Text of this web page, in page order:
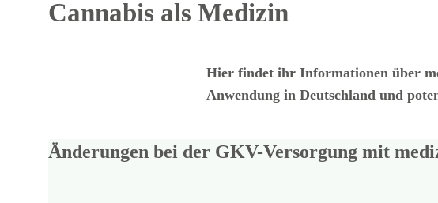
Cannabis als Medizin
Hier findet ihr Informationen über
Anwendung in Deutschland und
Änderungen bei der GKV-Versorgung mit